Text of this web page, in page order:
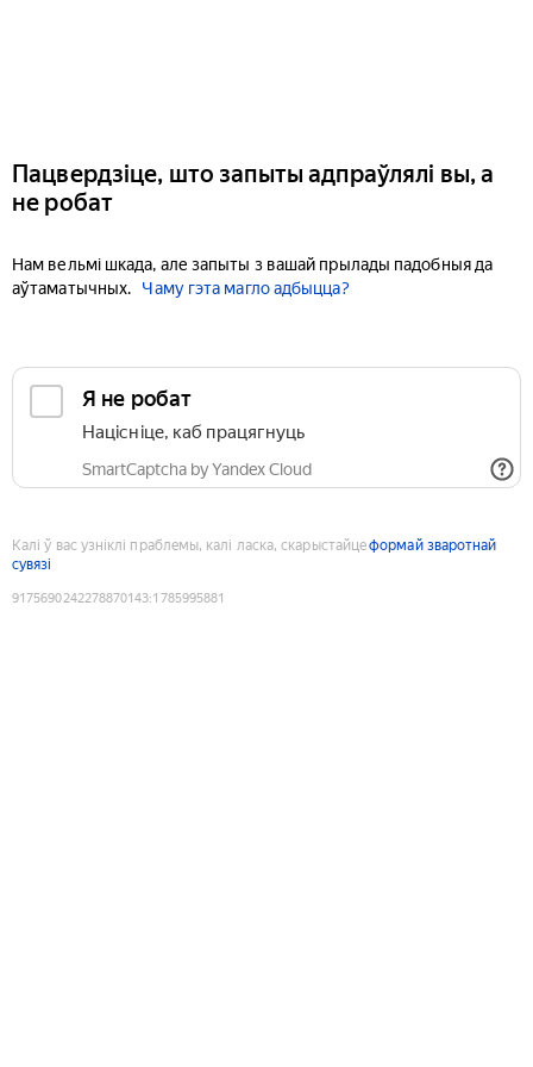
Пацвердзіце, што запыты адпраўлялі вы, а
не робат
Нам вельмі шкада, але запыты з вашай прылады падобныя да
аўтаматычных.
Чаму гэта магло адбыцца?
Я не робат
Націсніце, каб працягнуць
SmartCaptcha by Yandex Cloud
Калі ў вас узніклі праблемы, калі ласка, скарыстайцеформай зваротнай
сувязі
9175690242278870143:1785995881